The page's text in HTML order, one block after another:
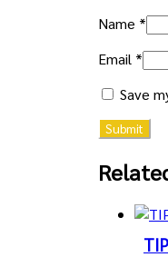
Name *
Email *
Save